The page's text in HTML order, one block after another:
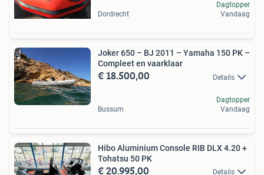
Dordrecht
Dagtopper
Vandaag
Joker 650 – BJ 2011 – Yamaha 150 PK –
Compleet en vaarklaar
€ 18.500,00 Details
Bussum
Dagtopper
Vandaag
Hibo Aluminium Console RIB DLX 4.20 +
Tohatsu 50 PK
€ 20.995,00 Details